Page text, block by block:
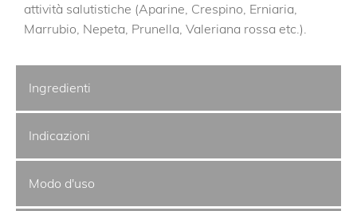
attività salutistiche (Aparine, Crespino, Erniaria,
Marrubio, Nepeta, Prunella, Valeriana rossa etc.).
Ingredienti
Indicazioni
Modo d'uso